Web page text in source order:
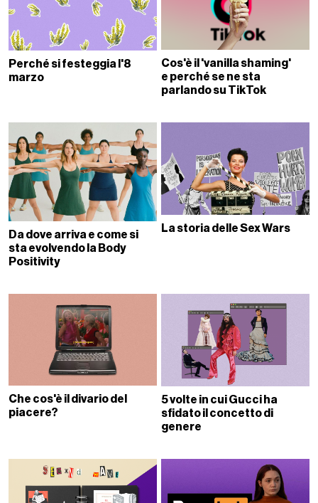
Perché si festeggia l'8
marzo
Cos'è il 'vanilla shaming'
e perché se ne sta
parlando su TikTok
Da dove arriva e come si
sta evolvendo la Body
Positivity
La storia delle Sex Wars
Che cos'è il divario del
piacere?
5 volte in cui Gucci ha
sfidato il concetto di
genere